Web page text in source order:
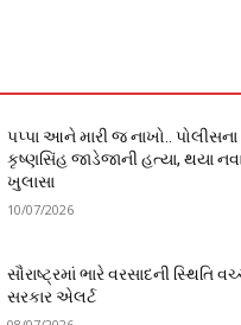
પપ્પા આને મારી જ નાખો..
કૃષ્ણસિંહ જાડેજાની હત્યા, થયા
ખુલાસા
10/07/2026
સૌરાષ્ટ્રમાં ભારે વરસાદની સ્થિતિ
સરકાર એલર્ટ